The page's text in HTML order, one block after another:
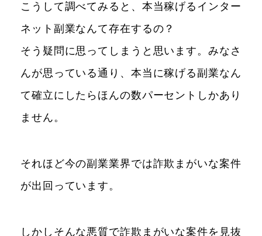
こうして調べてみると、本当稼げるインター
ネット副業なんて存在するの？
そう疑問に思ってしまうと思います。みなさ
んが思っている通り、本当に稼げる副業なん
て確立にしたらほんの数パーセントしかあり
ません。
それほど今の副業業界では詐欺まがいな案件
が出回っています。
しかしそんな悪質で詐欺まがいな案件を見抜